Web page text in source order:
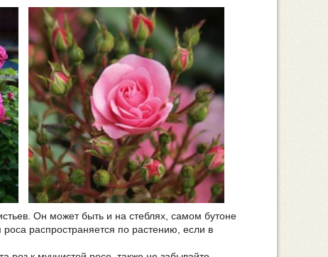
Он может быть и на стеблях, самом бутоне
распространяется по растению, если в